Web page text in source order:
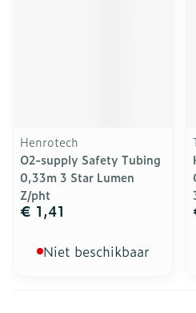
Henrotech
O2-supply Safety Tubing
0,33m 3 Star Lumen
Z/pht
€ 1,41
Niet beschikbaar